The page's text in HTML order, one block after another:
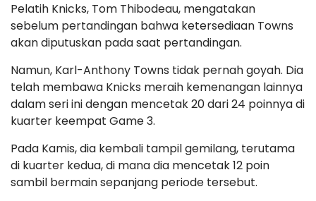
Pelatih Knicks, Tom Thibodeau, mengatakan
sebelum pertandingan bahwa ketersediaan Towns
akan diputuskan pada saat pertandingan.
Namun, Karl-Anthony Towns tidak pernah goyah. Dia
telah membawa Knicks meraih kemenangan lainnya
dalam seri ini dengan mencetak 20 dari 24 poinnya di
kuarter keempat Game 3.
Pada Kamis, dia kembali tampil gemilang, terutama
di kuarter kedua, di mana dia mencetak 12 poin
sambil bermain sepanjang periode tersebut.